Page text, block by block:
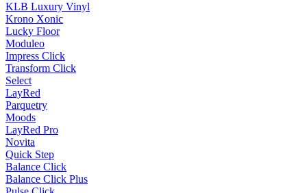
KLB Luxury Vinyl
Krono Xonic
Lucky Floor
Moduleo
Impress Click
Transform Click
Select
LayRed
Parquetry
Moods
LayRed Pro
Novita
Quick Step
Balance Click
Balance Click Plus